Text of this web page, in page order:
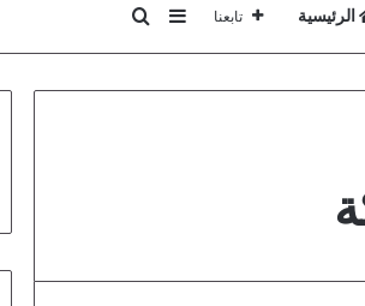
الرئيسية تابعنا إضافة عمود جانبي
بحث عن